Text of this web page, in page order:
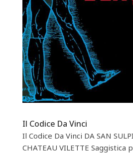
Il Codice Da Vinci
Il Codice Da Vinci DA SAN
CHATEAU VILETTE Saggistica